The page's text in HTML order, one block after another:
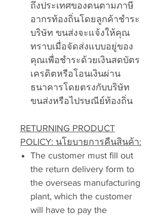
ถึงประเทศของตนตามภาษี
อากรท้องถิ่นโดยลูกค้าชำระ
บริษัท ขนส่งจะแจ้งให้คุณ
ทราบเมื่อจัดส่งแบบอยู่ของ
คุณเพื่อชำระด้วยเงินสดบัตร
เครดิตหรือโอนเงินผ่าน
ธนาคารโดยตรงกับบริษัท
ขนส่งหรือไปรษณีย์ท้องถิ่น
RETURNING PRODUCT
POLICY: นโยบายการคืนสินค้า:
The customer must fill out
the return delivery form to
the overseas manufacturing
plant, which the customer
will have to pay the